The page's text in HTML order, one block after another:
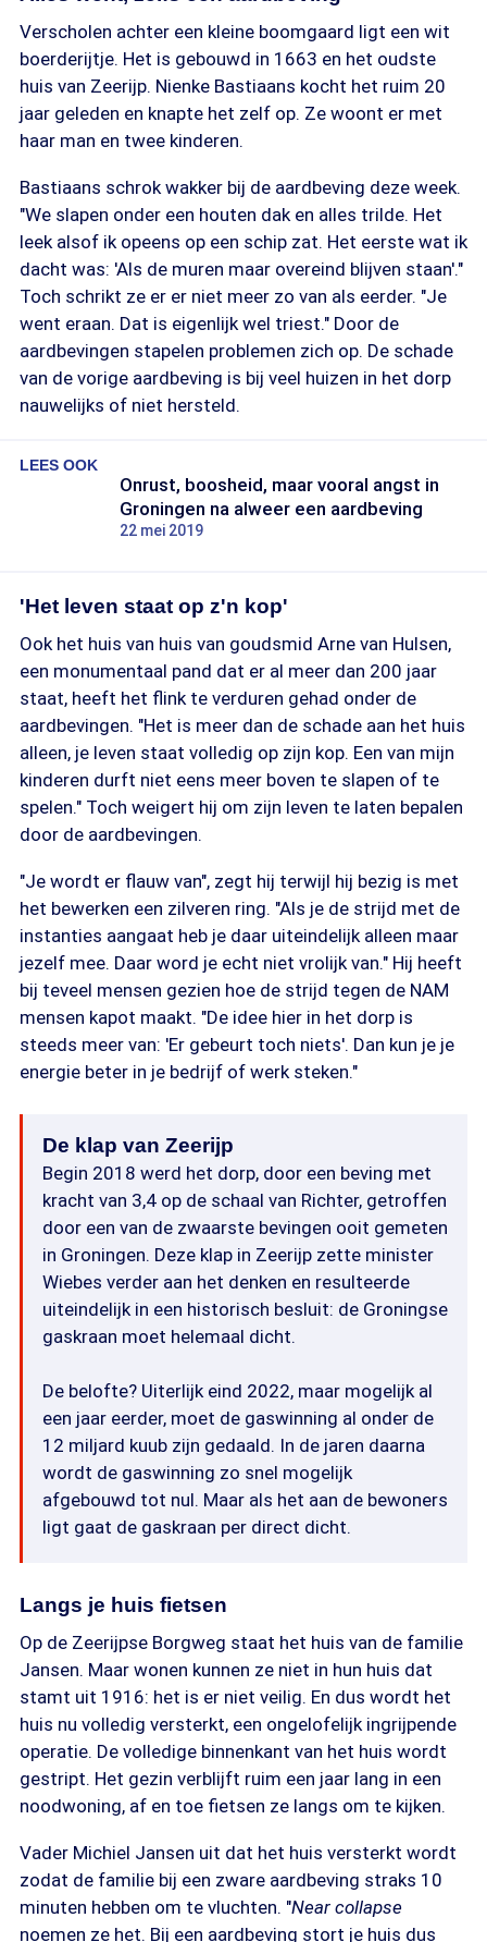
Verscholen achter een kleine boomgaard ligt een wit
boerderijtje. Het is gebouwd in 1663 en het oudste
huis van Zeerijp. Nienke Bastiaans kocht het ruim 20
jaar geleden en knapte het zelf op. Ze woont er met
haar man en twee kinderen.
Bastiaans schrok wakker bij de aardbeving deze week.
"We slapen onder een houten dak en alles trilde. Het
leek alsof ik opeens op een schip zat. Het eerste wat ik
dacht was: 'Als de muren maar overeind blijven staan'."
Toch schrikt ze er er niet meer zo van als eerder. "Je
went eraan. Dat is eigenlijk wel triest." Door de
aardbevingen stapelen problemen zich op. De schade
van de vorige aardbeving is bij veel huizen in het dorp
nauwelijks of niet hersteld.
LEES OOK
Onrust, boosheid, maar vooral angst in
Groningen na alweer een aardbeving
22 mei 2019
'Het leven staat op z'n kop'
Ook het huis van huis van goudsmid Arne van Hulsen,
een monumentaal pand dat er al meer dan 200 jaar
staat, heeft het flink te verduren gehad onder de
aardbevingen. "Het is meer dan de schade aan het huis
alleen, je leven staat volledig op zijn kop. Een van mijn
kinderen durft niet eens meer boven te slapen of te
spelen." Toch weigert hij om zijn leven te laten bepalen
door de aardbevingen.
"Je wordt er flauw van", zegt hij terwijl hij bezig is met
het bewerken een zilveren ring. "Als je de strijd met de
instanties aangaat heb je daar uiteindelijk alleen maar
jezelf mee. Daar word je echt niet vrolijk van." Hij heeft
bij teveel mensen gezien hoe de strijd tegen de NAM
mensen kapot maakt. "De idee hier in het dorp is
steeds meer van: 'Er gebeurt toch niets'. Dan kun je je
energie beter in je bedrijf of werk steken."
De klap van Zeerijp
Begin 2018 werd het dorp, door een beving met
kracht van 3,4 op de schaal van Richter, getroffen
door een van de zwaarste bevingen ooit gemeten
in Groningen. Deze klap in Zeerijp zette minister
Wiebes verder aan het denken en resulteerde
uiteindelijk in een historisch besluit: de Groningse
gaskraan moet helemaal dicht.
De belofte? Uiterlijk eind 2022, maar mogelijk al
een jaar eerder, moet de gaswinning al onder de
12 miljard kuub zijn gedaald. In de jaren daarna
wordt de gaswinning zo snel mogelijk
afgebouwd tot nul. Maar als het aan de bewoners
ligt gaat de gaskraan per direct dicht.
Langs je huis fietsen
Op de Zeerijpse Borgweg staat het huis van de familie
Jansen. Maar wonen kunnen ze niet in hun huis dat
stamt uit 1916: het is er niet veilig. En dus wordt het
huis nu volledig versterkt, een ongelofelijk ingrijpende
operatie. De volledige binnenkant van het huis wordt
gestript. Het gezin verblijft ruim een jaar lang in een
noodwoning, af en toe fietsen ze langs om te kijken.
Vader Michiel Jansen uit dat het huis versterkt wordt
zodat de familie bij een zware aardbeving straks 10
minuten hebben om te vluchten. "Near collapse
noemen ze het. Bij een aardbeving stort je huis dus